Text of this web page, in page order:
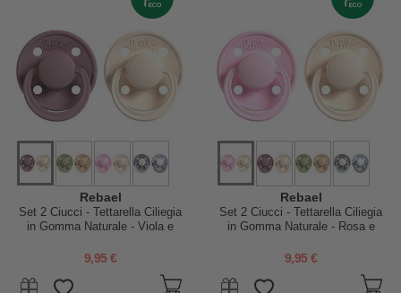
Rebael
Set 2 Ciucci - Tettarella Ciliegia
in Gomma Naturale - Viola e
Senza PBA, PVC e Flatati
9,95 €
Rebael
Set 2 Ciucci - Tettarella Ciliegia
in Gomma Naturale - Rosa e
Senza PBA, PVC e Flatati
9,95 €